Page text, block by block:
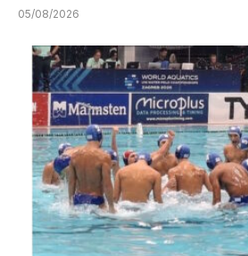
05/08/2026